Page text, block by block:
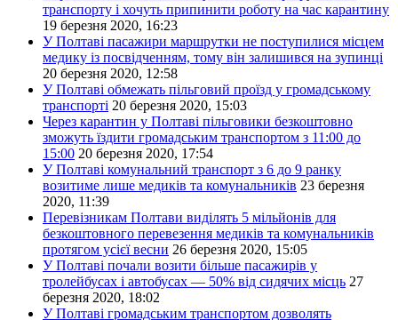
транспорту і хочуть припинити роботу на час карантину
19 березня 2020, 16:23
У Полтаві пасажири маршрутки не поступилися місцем
медику із посвідченням, тому він залишився на зупинці
20 березня 2020, 12:58
У Полтаві обмежать пільговий проїзд у громадському
транспорті 20 березня 2020, 15:03
Через карантин у Полтаві пільговики безкоштовно
зможуть їздити громадським транспортом з 11:00 до
15:00 20 березня 2020, 17:54
У Полтаві комунальний транспорт з 6 до 9 ранку
возитиме лише медиків та комунальників 23 березня
2020, 11:39
Перевізникам Полтави виділять 5 мільйонів для
безкоштовного перевезення медиків та комунальників
протягом усієї весни 26 березня 2020, 15:05
У Полтаві почали возити більше пасажирів у
тролейбусах і автобусах — 50% від сидячих місць 27
березня 2020, 18:02
У Полтаві громадським транспортом дозволять